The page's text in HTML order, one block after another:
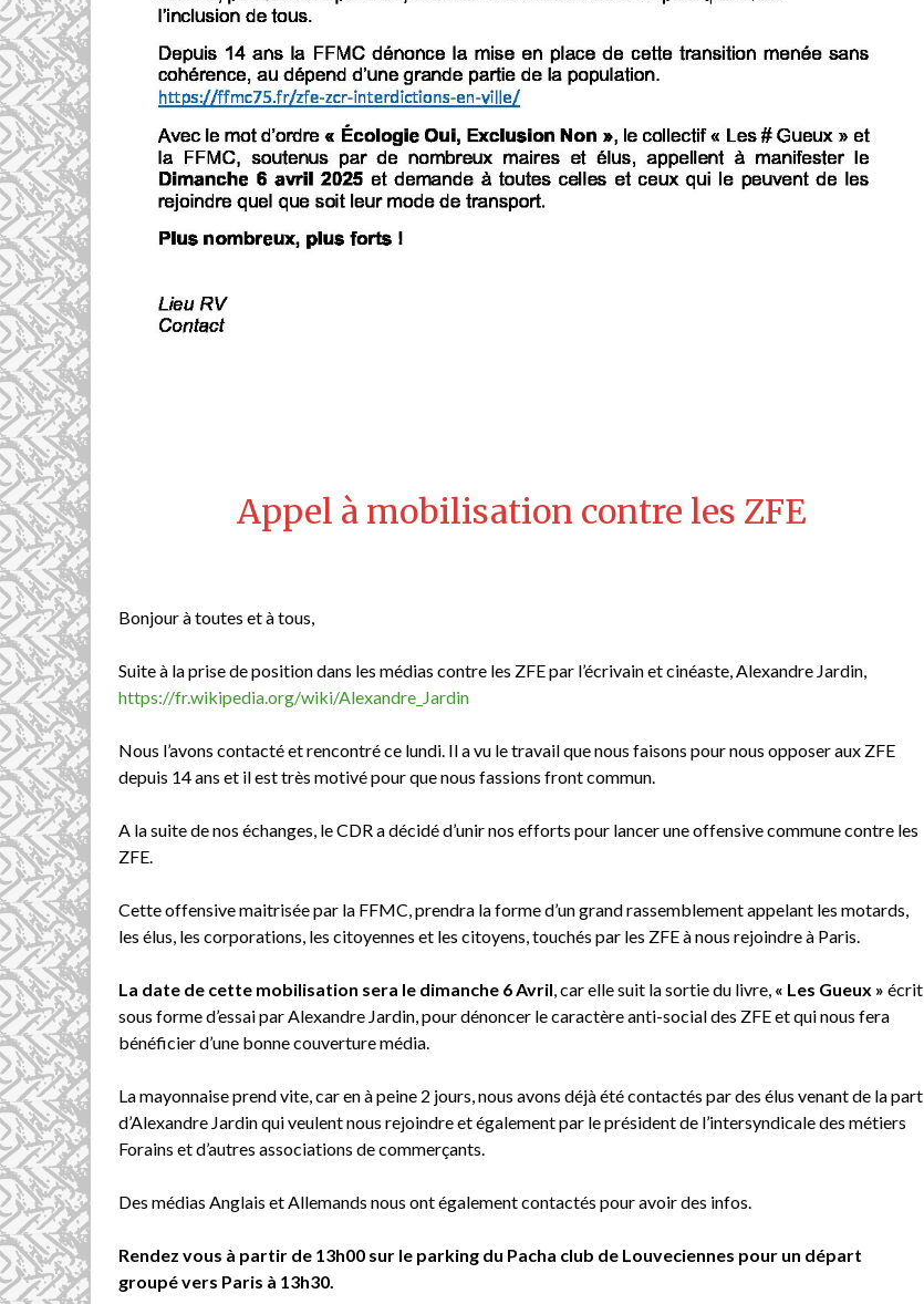
Appel à mobilisation contre les ZFE
Bonjour à toutes et à tous,
Suite à la prise de position dans les médias contre les ZFE par l’écrivain et cinéaste, Alexandre Jardin,
https://fr.wikipedia.org/wiki/Alexandre_Jardin
Nous l’avons contacté et rencontré ce lundi. Il a vu le travail que nous faisons pour nous opposer aux ZFE
depuis 14 ans et il est très motivé pour que nous fassions front commun.
A la suite de nos échanges, le CDR a décidé d’unir nos efforts pour lancer une offensive commune contre les
ZFE.
Cette offensive maitrisée par la FFMC, prendra la forme d’un grand rassemblement appelant les motards,
les élus, les corporations, les citoyennes et les citoyens, touchés par les ZFE à nous rejoindre à Paris.
La date de cette mobilisation sera le dimanche 6 Avril, car elle suit la sortie du livre, « Les Gueux » écrit
sous forme d’essai par Alexandre Jardin, pour dénoncer le caractère anti-social des ZFE et qui nous fera
bénéficier d’une bonne couverture média.
La mayonnaise prend vite, car en à peine 2 jours, nous avons déjà été contactés par des élus venant de la part
d’Alexandre Jardin qui veulent nous rejoindre et également par le président de l’intersyndicale des métiers
Forains et d’autres associations de commerçants.
Des médias Anglais et Allemands nous ont également contactés pour avoir des infos.
Rendez vous à partir de 13h00 sur le parking du Pacha club de Louveciennes pour un départ
groupé vers Paris à 13h30.